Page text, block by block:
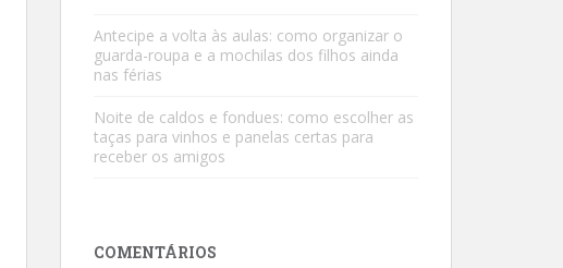
Antecipe a volta às aulas: como organizar o
guarda-roupa e a mochilas dos filhos ainda
nas férias
Noite de caldos e fondues: como escolher as
taças para vinhos e panelas certas para
receber os amigos
COMENTÁRIOS